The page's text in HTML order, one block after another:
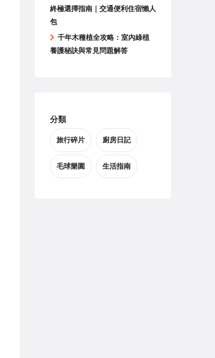
終極選擇指南｜交通便利住宿懶人
包
千年木種植全攻略：室內綠植
養護秘訣與常見問題解答
分類
旅行碎片 廚房日記
毛球樂園 生活指南